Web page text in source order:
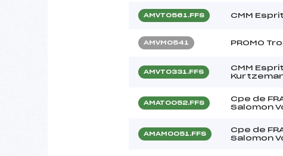
AMVT0561.FFS CMM
AMVM0541 PROMO
AMVT0331.FFS
CMM
AMAT0052.FFS
Cpe de
Salomon
AMAM0051.FFS
Cpe de
Salomon